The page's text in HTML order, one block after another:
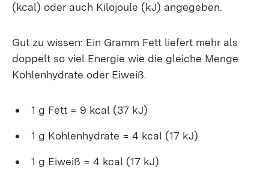
(kcal) oder auch Kilojoule (kJ) angegeben.
Gut zu wissen: Ein Gramm Fett liefert mehr als
doppelt so viel Energie wie die gleiche Menge
Kohlenhydrate oder Eiweiß.
1 g Fett = 9 kcal (37 kJ)
1 g Kohlenhydrate = 4 kcal (17 kJ)
1 g Eiweiß = 4 kcal (17 kJ)